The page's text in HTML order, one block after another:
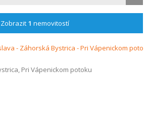
Zobrazit 1 nemovitostí
, Pri Vápenickom potoku